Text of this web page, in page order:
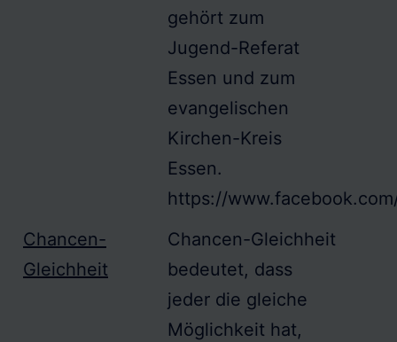
gehört zum
Jugend-Referat
Essen und zum
evangelischen
Kirchen-Kreis
Essen.
https://
Chancen-
Gleichheit
Chancen-Gleichheit
bedeutet, dass
jeder die gleiche
Möglichkeit hat,